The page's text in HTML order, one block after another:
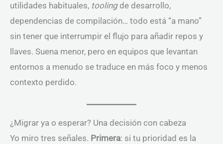
utilidades habituales, toolingde desarrollo,
dependencias de compilación… todo está “a mano”
sin tener que interrumpir el flujo para añadir repos y
llaves. Suena menor, pero en equipos que levantan
entornos a menudo se traduce en más foco y menos
contexto perdido.
¿Migrar ya o esperar? Una decisión con cabeza
Yo miro tres señales. Primera: si tu prioridad es la